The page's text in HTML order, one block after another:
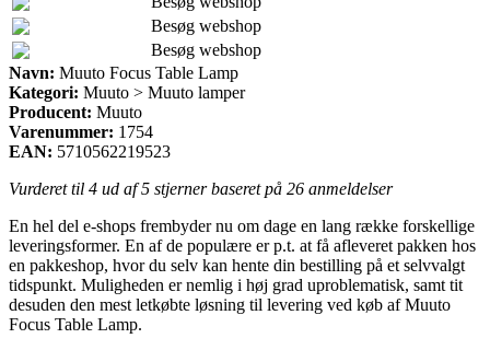
Besøg webshop
Besøg webshop
Navn: Muuto Focus Table Lamp
Kategori: Muuto > Muuto lamper
Producent: Muuto
Varenummer: 1754
EAN: 5710562219523
Vurderet til 4 ud af 5 stjerner baseret på 26 anmeldelser
En hel del e-shops frembyder nu om dage en lang række forskellige
leveringsformer. En af de populære er p.t. at få afleveret pakken hos
en pakkeshop, hvor du selv kan hente din bestilling på et selvvalgt
tidspunkt. Muligheden er nemlig i høj grad uproblematisk, samt tit
desuden den mest letkøbte løsning til levering ved køb af Muuto
Focus Table Lamp.